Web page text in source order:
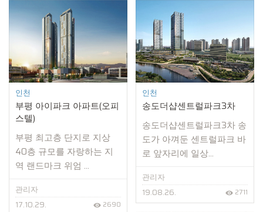
인천
부평 아이파크 아파트(오피
스텔)
부평 최고층 단지로 지상
40층 규모를 자랑하는 지
역 랜드마크 위엄 ...
관리자
17.10.29.
2690
인천
송도더샵센트럴파크3차
송도더샵센트럴파크3차 송
도가 아껴둔 센트럴파크 바
로 앞자리에 일상...
관리자
19.08.26.
2711